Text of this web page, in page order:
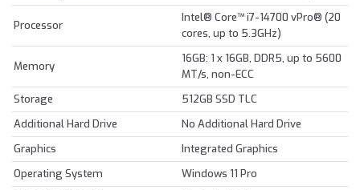
Processor
Intel® Core™ i7-14700 vPro® (20
cores, up to 5.3GHz)
Memory
16GB: 1 x 16GB, DDR5, up to 5600
MT/s, non-ECC
Storage
512GB SSD TLC
Additional Hard Drive
No Additional Hard Drive
Graphics
Integrated Graphics
Operating System
Windows 11 Pro